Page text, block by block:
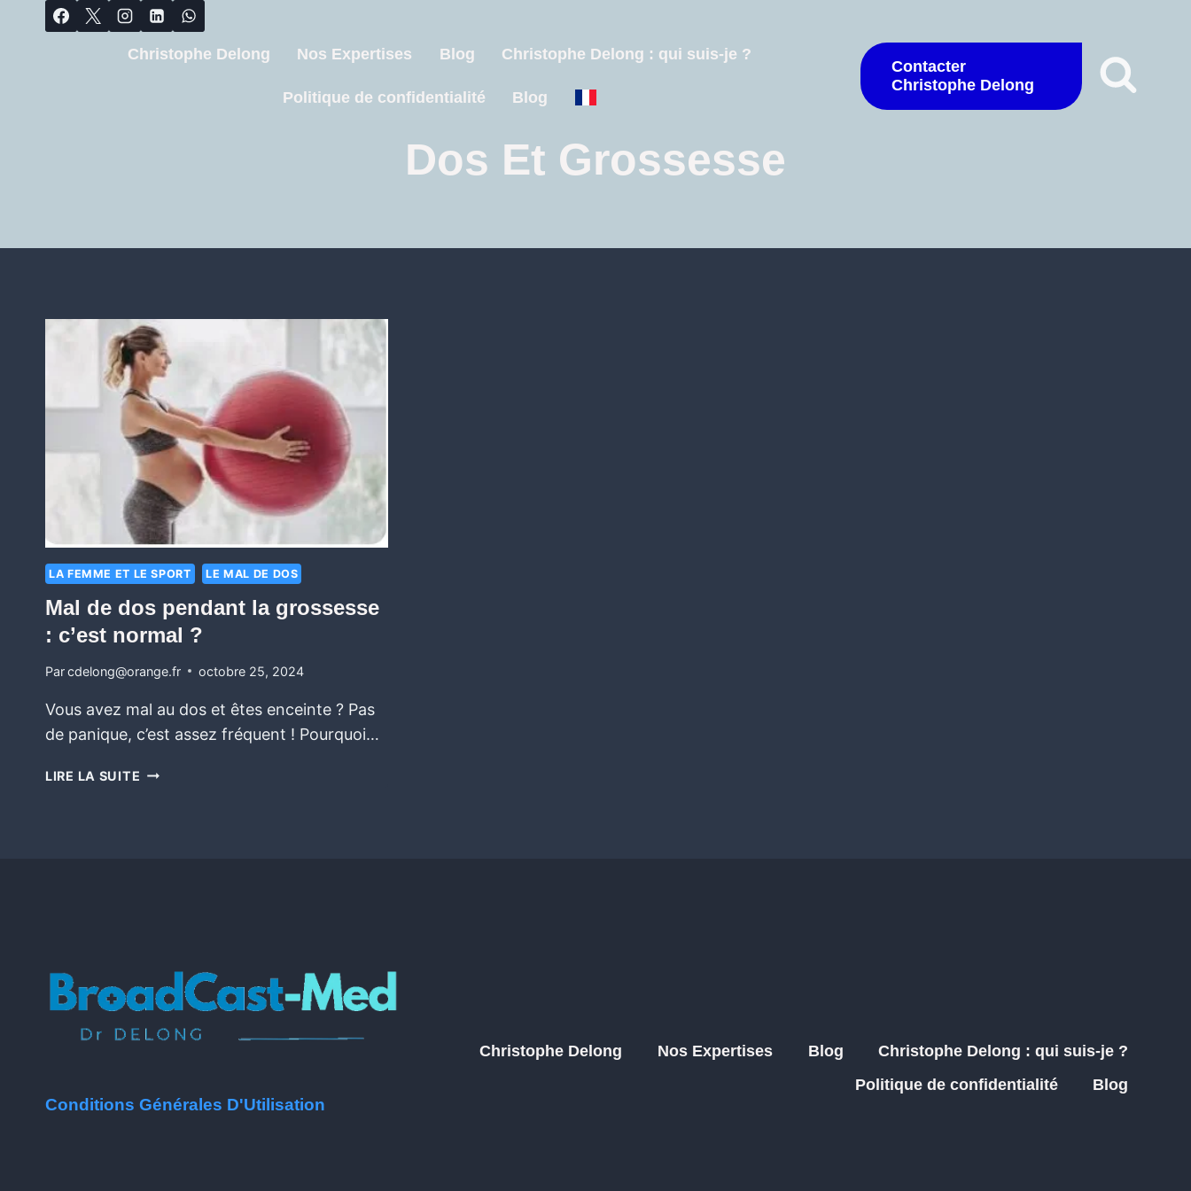
Christophe Delong Nos Expertises Blog Christophe Delong : qui suis-je ?
Politique de confidentialité Blog
Contacter
Christophe Delong
Dos Et Grossesse
LA FEMME ET LE SPORT LE MAL DE DOS
Mal de dos pendant la grossesse
: c’est normal ?
Parcdelong@orange.fr octobre 25, 2024
Vous avez mal au dos et êtes enceinte ? Pas
de panique, c’est assez fréquent ! Pourquoi…
LIRE LA SUITE
Conditions Générales D'Utilisation
Christophe Delong Nos Expertises Blog
Christophe Delong : qui suis-je ?
Politique de confidentialité
Blog